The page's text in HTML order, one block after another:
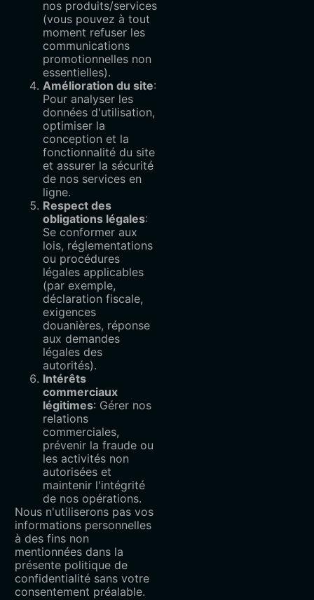
nos produits/services
(vous pouvez à tout
moment refuser les
communications
promotionnelles non
essentielles).
Amélioration du site:
Pour analyser les
données d'utilisation,
optimiser la
conception et la
fonctionnalité du site
et assurer la sécurité
de nos services en
ligne.
Respect des
obligations légales:
Se conformer aux
lois, réglementations
ou procédures
légales applicables
(par exemple,
déclaration fiscale,
exigences
douanières, réponse
aux demandes
légales des
autorités).
Intérêts
commerciaux
légitimes: Gérer nos
relations
commerciales,
prévenir la fraude ou
les activités non
autorisées et
maintenir l'intégrité
de nos opérations.
Nous n'utiliserons pas vos
informations personnelles
à des fins non
mentionnées dans la
présente politique de
confidentialité sans votre
consentement préalable.